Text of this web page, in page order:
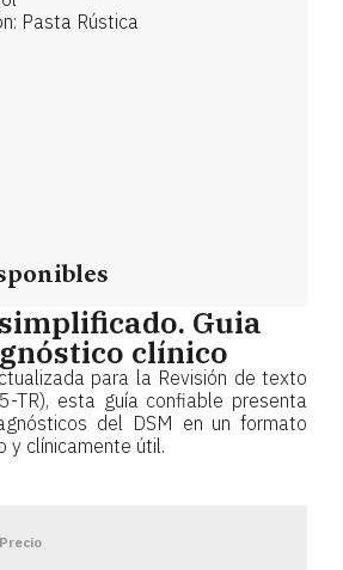
Pasta Rústica
Guia
clínico
para la Revisión de texto
TR), esta guía confiable presenta
del DSM en un formato
y clínicamente útil.
Precio